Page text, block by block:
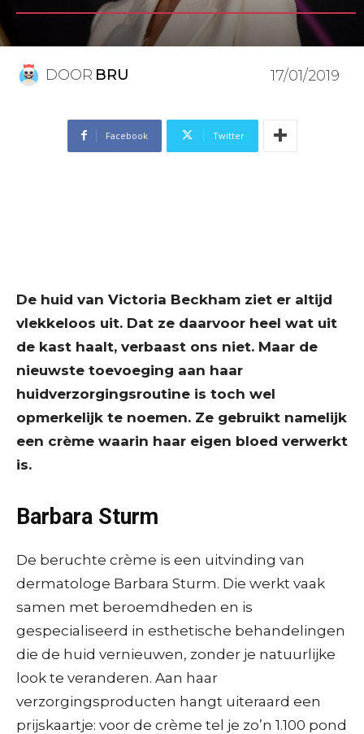
DOOR BRU 17/01/2019
Facebook Twitter
De huid van Victoria Beckham ziet er altijd
vlekkeloos uit. Dat ze daarvoor heel wat uit
de kast haalt, verbaast ons niet. Maar de
nieuwste toevoeging aan haar
huidverzorgingsroutine is toch wel
opmerkelijk te noemen. Ze gebruikt namelijk
een crème waarin haar eigen bloed verwerkt
is.
Barbara Sturm
De beruchte crème is een uitvinding van
dermatologe Barbara Sturm. Die werkt vaak
samen met beroemdheden en is
gespecialiseerd in esthetische behandelingen
die de huid vernieuwen, zonder je natuurlijke
look te veranderen. Aan haar
verzorgingsproducten hangt uiteraard een
prijskaartje: voor de crème tel je zo’n 1.100 pond